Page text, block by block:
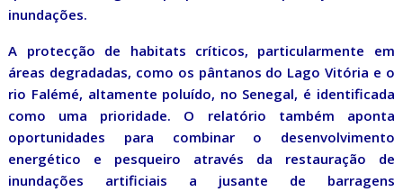
inundações.
A protecção de habitats críticos, particularmente em
áreas degradadas, como os pântanos do Lago Vitória e o
rio Falémé, altamente poluído, no Senegal, é identificada
como uma prioridade. O relatório também aponta
oportunidades para combinar o desenvolvimento
energético e pesqueiro através da restauração de
inundações artificiais a jusante de barragens